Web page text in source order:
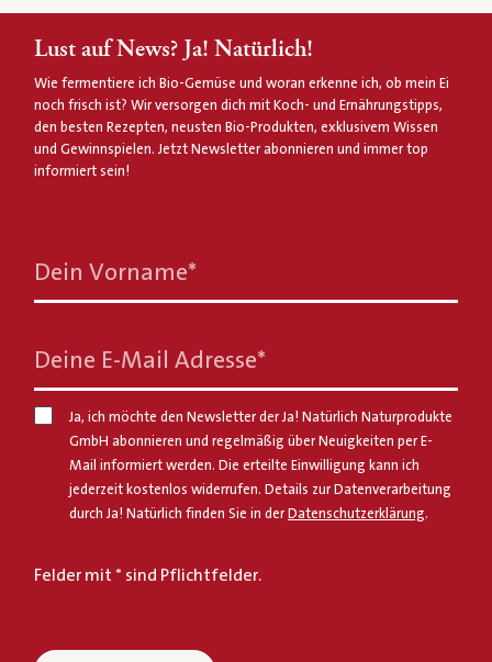
Lust auf News? Ja! Natürlich!
Wie fermentiere ich Bio-Gemüse und woran erkenne ich, ob mein Ei
noch frisch ist? Wir versorgen dich mit Koch- und Ernährungstipps,
den besten Rezepten, neusten Bio-Produkten, exklusivem Wissen
und Gewinnspielen. Jetzt Newsletter abonnieren und immer top
informiert sein!
Dein Vorname*
Deine E-Mail Adresse*
Ja, ich möchte den Newsletter der Ja! Natürlich Naturprodukte
GmbH abonnieren und regelmäßig über Neuigkeiten per E-
Mail informiert werden. Die erteilte Einwilligung kann ich
jederzeit kostenlos widerrufen. Details zur Datenverarbeitung
durch Ja! Natürlich finden Sie in derDatenschutzerklärung.
Felder mit * sind Pflichtfelder.